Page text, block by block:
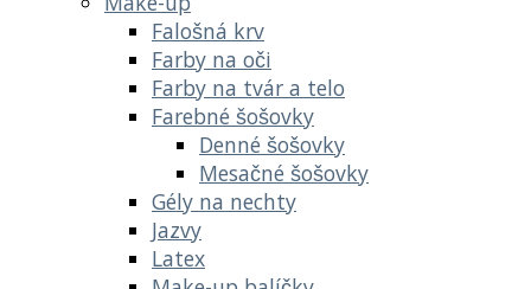
Falošná krv
Farby na oči
Farby na tvár a telo
Farebné šošovky
Denné šošovky
Mesačné šošovky
Gély na nechty
Jazvy
Latex